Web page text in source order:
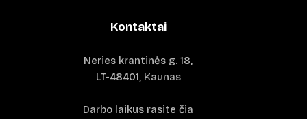
Kontaktai
Neries krantinės g. 18,
LT-48401, Kaunas
Darbo laikus rasite čia